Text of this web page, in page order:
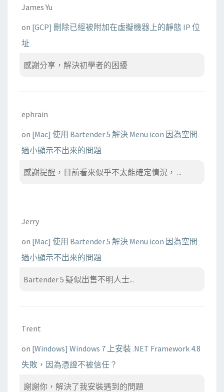
James Yu
on [GCP] 刪除已經被附加在虛擬機器上的靜態 IP 位
址
感謝分享，解決初學者的困擾
ephrain
on [Mac] 使用 Bartender 5 解決 Menu icon 因為空間
過小顯示不出來的問題
感謝提醒，目前看來似乎不太能確定情況， ...
Jerry
on [Mac] 使用 Bartender 5 解決 Menu icon 因為空間
過小顯示不出來的問題
Bartender 5 疑似出售不明人士...
Trent
on [Windows] Windows 7 上安裝 .NET Framework 4.8
失敗，因為憑證不被信任？
謝謝你，解決了我安裝遇到的問題